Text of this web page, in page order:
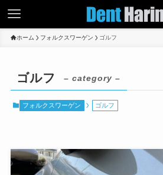
ホーム フォルクスワーゲン ゴルフ
ゴルフ – category –
フォルクスワーゲン ゴルフ